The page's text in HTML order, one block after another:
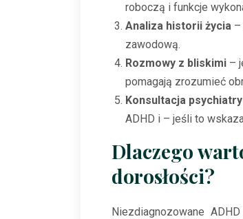
roboczą i funkcje
Analiza historii życia –
zawodową.
Rozmowy z bliskimi –
pomagają zrozumieć
Konsultacja
ADHD i – jeśli to
Dlaczego
dorosłości?
Niezdiagnozowane